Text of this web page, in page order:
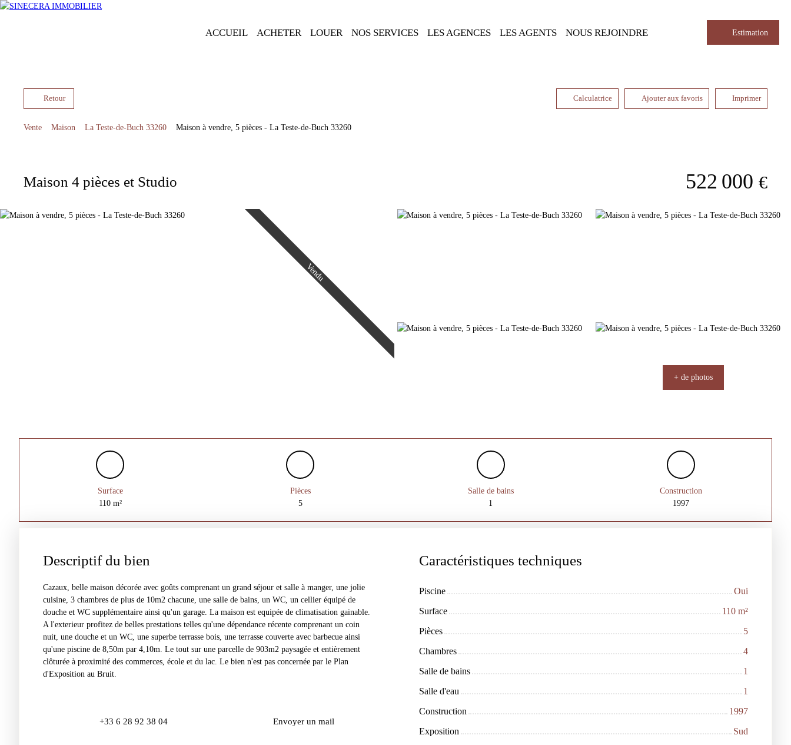
ACCUEIL ACHETER LOUER NOS SERVICES LES AGENCES LES AGENTS NOUS REJOINDRE Estimation
Retour Calculatrice Ajouter aux favoris Imprimer
Vente Maison La Teste-de-Buch 33260 Maison à vendre, 5 pièces - La Teste-de-Buch 33260
Maison 4 pièces et Studio 522 000 €
Vendu
+ de photos
Surface
110 m²
Pièces
5
Salle de bains
1
Construction
1997
Descriptif du bien
Cazaux, belle maison décorée avec goûts comprenant un grand séjour et salle à manger, une jolie
cuisine, 3 chambres de plus de 10m2 chacune, une salle de bains, un WC, un cellier équipé de
douche et WC supplémentaire ainsi qu'un garage. La maison est equipée de climatisation gainable.
A l'exterieur profitez de belles prestations telles qu'une dépendance récente comprenant un coin
nuit, une douche et un WC, une superbe terrasse bois, une terrasse couverte avec barbecue ainsi
qu'une piscine de 8,50m par 4,10m. Le tout sur une parcelle de 903m2 paysagée et entièrement
clôturée à proximité des commerces, école et du lac. Le bien n'est pas concernée par le Plan
d'Exposition au Bruit.
+33 6 28 92 38 04 Envoyer un mail
Caractéristiques techniques
Piscine
Oui
Surface
110 m²
Pièces
5
Chambres
4
Salle de bains
1
Salle d'eau
1
Construction
1997
Exposition
Sud